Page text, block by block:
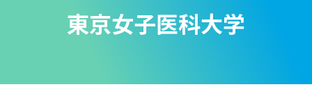
東京女子医科大学